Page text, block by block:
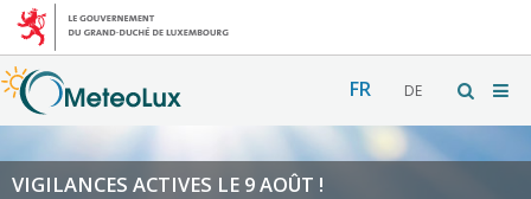
FR DE
VIGILANCES ACTIVES LE 9 AOÛT !